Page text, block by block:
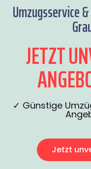
Umzugsservice
JETZT
✓ Günstige
Jetzt